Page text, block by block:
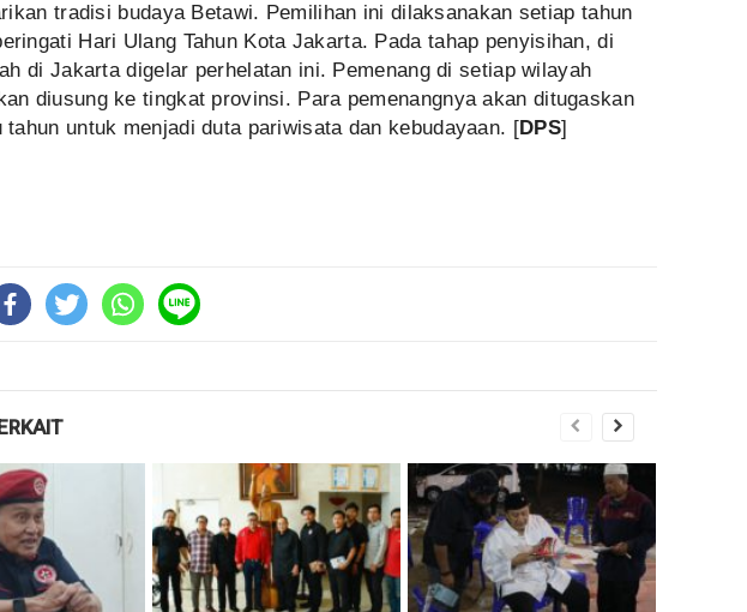
tradisi budaya Betawi. Pemilihan ini dilaksanakan setiap tahun
Hari Ulang Tahun Kota Jakarta. Pada tahap penyisihan, di
di Jakarta digelar perhelatan ini. Pemenang di setiap wilayah
diusung ke tingkat provinsi. Para pemenangnya akan ditugaskan
tahun untuk menjadi duta pariwisata dan kebudayaan. [DPS]